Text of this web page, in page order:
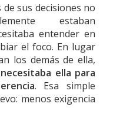
sus decisiones no
estaban
entender en
el foco. En lugar
los demás de ella,
ella para
. Esa simple
menos exigencia